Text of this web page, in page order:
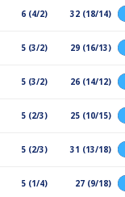
6 (4/2) 32 (18/14)
5 (3/2) 29 (16/13)
5 (3/2) 26 (14/12)
5 (2/3) 25 (10/15)
5 (2/3) 31 (13/18)
5 (1/4) 27 (9/18)